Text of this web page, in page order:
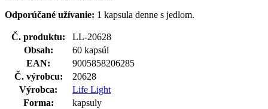
Odporúčané užívanie: 1 kapsula denne s jedlom.
Č. produktu:
LL-20628
Obsah:
60 kapsúl
EAN:
9005858206285
Č. výrobcu:
20628
Výrobca:
Life Light
Forma:
kapsuly